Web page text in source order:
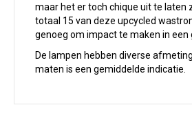
maar het er toch chique uit te laten
totaal 15 van deze upcycled
genoeg om impact te maken in een
De lampen hebben diverse
maten is een gemiddelde indicatie.